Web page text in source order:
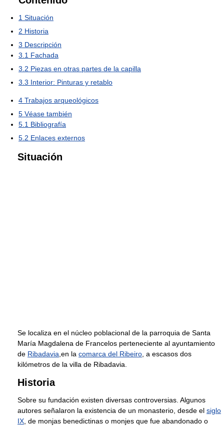
1 Situación
2 Historia
3 Descripción
3.1 Fachada
3.2 Piezas en otras partes de la capilla
3.3 Interior: Pinturas y retablo
4 Trabajos arqueológicos
5 Véase también
5.1 Bibliografía
5.2 Enlaces externos
Situación
Se localiza en el núcleo poblacional de la parroquia de Santa
María Magdalena de Francelos perteneciente al ayuntamiento
de Ribadavia,en la comarca del Ribeiro, a escasos dos
kilómetros de la villa de Ribadavia.
Historia
Sobre su fundación existen diversas controversias. Algunos
autores señalaron la existencia de un monasterio, desde el siglo
IX, de monjas benedictinas o monjes que fue abandonado o